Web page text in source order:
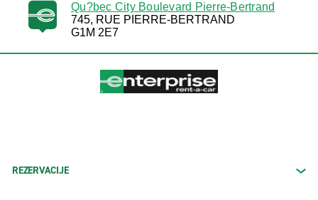
Qu?bec City Boulevard Pierre-Bertrand
745, RUE PIERRE-BERTRAND
G1M 2E7
REZERVACIJE